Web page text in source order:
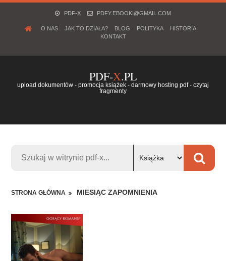
PDF-X PDFY.EBOOKI@GMAIL.COM
O NAS JAK TO DZIAŁA? BLOG POLITYKA
HISTORIA
KONTAKT
PDF-X.PL
upload dokumentów - promocja książek - darmowy hosting pdf - czytaj
fragmenty
STRONA GŁÓWNA MIESIĄC ZAPOMNIENIA